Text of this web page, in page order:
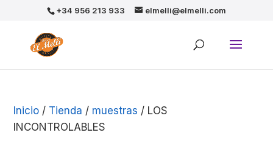
+34 956 213 933 elmelli@elmelli.com
Inicio / Tienda / muestras / LOS
INCONTROLABLES